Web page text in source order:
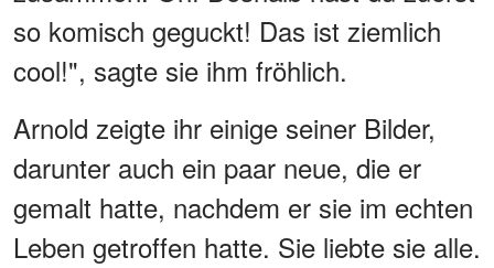
so komisch geguckt! Das ist ziemlich
cool!", sagte sie ihm fröhlich.
Arnold zeigte ihr einige seiner Bilder,
darunter auch ein paar neue, die er
gemalt hatte, nachdem er sie im echten
Leben getroffen hatte. Sie liebte sie alle.